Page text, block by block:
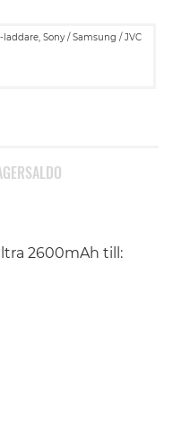
Sony / Samsung / JVC
2600mAh till: